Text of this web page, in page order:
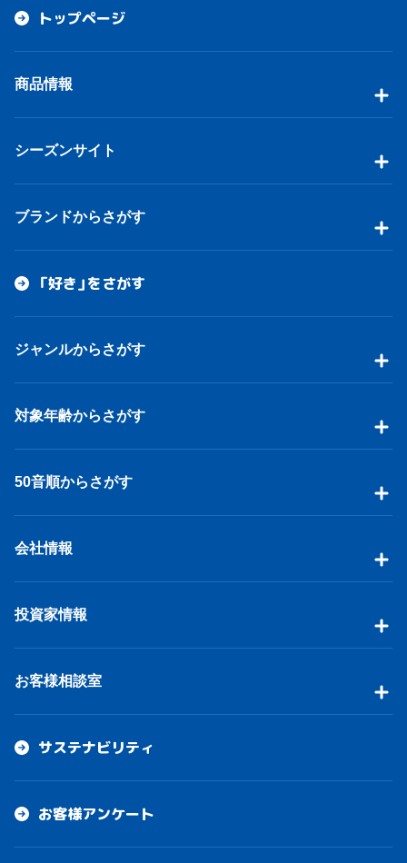
トップページ
商品情報
シーズンサイト
ブランドからさがす
「好き」をさがす
ジャンルからさがす
対象年齢からさがす
50音順からさがす
会社情報
投資家情報
お客様相談室
サステナビリティ
お客様アンケート